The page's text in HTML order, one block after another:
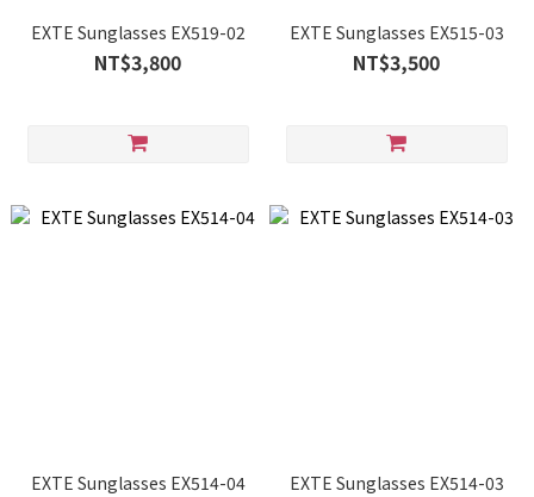
EXTE Sunglasses EX519-02
NT$3,800
EXTE Sunglasses EX515-03
NT$3,500
EXTE Sunglasses EX514-04 EXTE Sunglasses EX514-03